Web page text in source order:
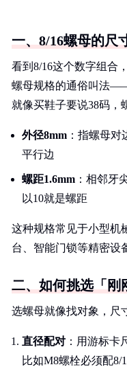
一、8/16螺母的尺
看到8/16这个数字组合
螺母规格的通俗叫法
就像买鞋子要说38码，
外径8mm ：指螺母
平行边
螺距1.6mm ：相邻牙
以10就是螺距
这种规格常见于小型机
台、智能门锁等精密设
二、如何挑选「刚
选螺母就像找对象，尺
直径配对 ：用游标卡
比如M8螺栓必须配8/